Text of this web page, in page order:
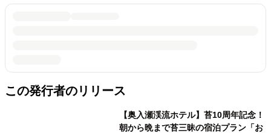
この発行者のリリース
【奥入瀬渓流ホテル】苔10周年記念！
朝から晩まで苔三昧の宿泊プラン「お